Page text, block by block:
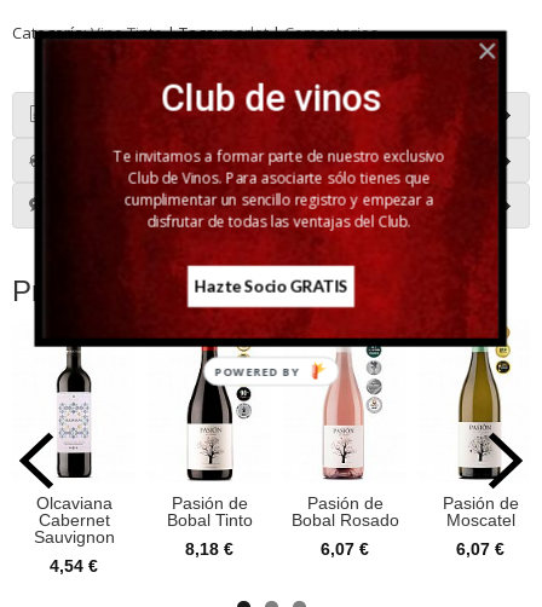
Categoría:Vino Tinto|Tags:merlot|Comentarios
Costes de Envío
Comentarios
Productos Relacionados
Olcaviana
Cabernet
Sauvignon
4,54 €
Pasión de
Bobal Tinto
8,18 €
Pasión de
Bobal Rosado
6,07 €
Pasión de
Moscatel
6,07 €
Club de vinos
Te invitamos a formar parte de nuestro exclusivo
Club de Vinos. Para asociarte sólo tienes que
cumplimentar un sencillo registro y empezar a
disfrutar de todas las ventajas del Club.
Hazte Socio GRATIS
POWERED BY